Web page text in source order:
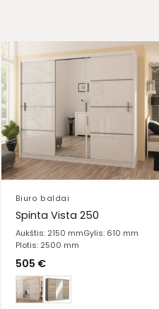
Biuro baldai
Spinta Vista 250
Aukštis: 2150 mmGylis: 610 mm
Plotis: 2500 mm
505 €